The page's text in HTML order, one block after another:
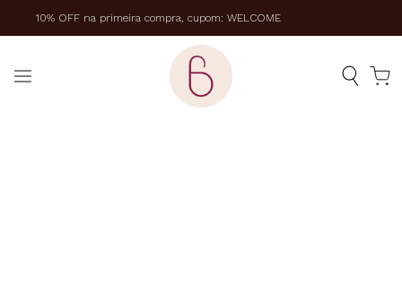
10% OFF na primeira compra, cupom: WELCOME